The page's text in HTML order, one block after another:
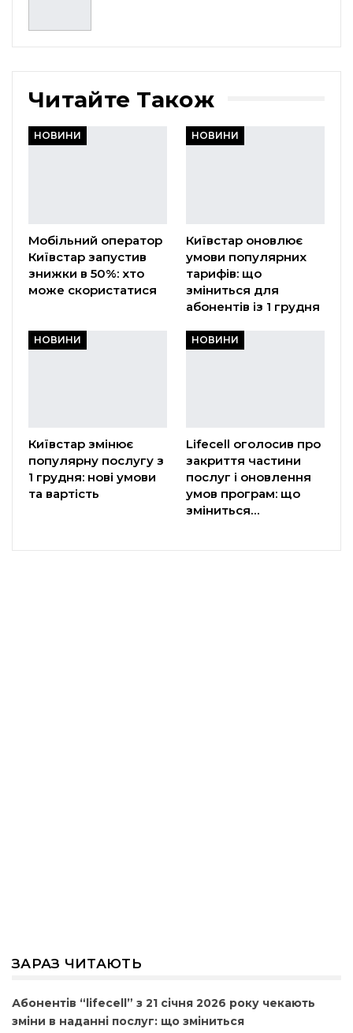
Читайте Також
НОВИНИ
Мобільний оператор
Київстар запустив
знижки в 50%: хто
може скористатися
НОВИНИ
Київстар оновлює
умови популярних
тарифів: що
зміниться для
абонентів із 1 грудня
НОВИНИ
Київстар змінює
популярну послугу з
1 грудня: нові умови
та вартість
НОВИНИ
Lifecell оголосив про
закриття частини
послуг і оновлення
умов програм: що
зміниться…
ЗАРАЗ ЧИТАЮТЬ
Абонентів “lifecell” з 21 січня 2026 року чекають
зміни в наданні послуг: що зміниться